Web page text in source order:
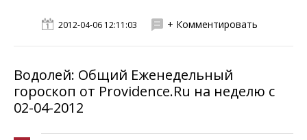
2012-04-06 12:11:03 + Комментировать
Водолей: Общий Еженедельный
гороскоп от Providence.Ru на неделю с
02-04-2012